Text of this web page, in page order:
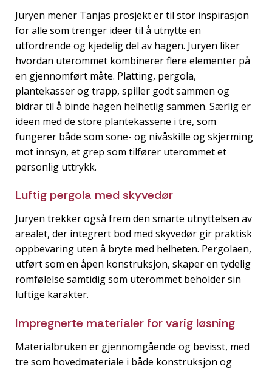
Juryen mener Tanjas prosjekt er til stor inspirasjon
for alle som trenger ideer til å utnytte en
utfordrende og kjedelig del av hagen. Juryen liker
hvordan uterommet kombinerer flere elementer på
en gjennomført måte. Platting, pergola,
plantekasser og trapp, spiller godt sammen og
bidrar til å binde hagen helhetlig sammen. Særlig er
ideen med de store plantekassene i tre, som
fungerer både som sone- og nivåskille og skjerming
mot innsyn, et grep som tilfører uterommet et
personlig uttrykk.
Luftig pergola med skyvedør
Juryen trekker også frem den smarte utnyttelsen av
arealet, der integrert bod med skyvedør gir praktisk
oppbevaring uten å bryte med helheten. Pergolaen,
utført som en åpen konstruksjon, skaper en tydelig
romfølelse samtidig som uterommet beholder sin
luftige karakter.
Impregnerte materialer for varig løsning
Materialbruken er gjennomgående og bevisst, med
tre som hovedmateriale i både konstruksjon og